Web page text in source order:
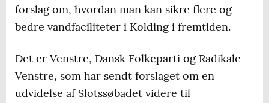
forslag om, hvordan man kan sikre flere og
bedre vandfaciliteter i Kolding i fremtiden.
Det er Venstre, Dansk Folkeparti og Radikale
Venstre, som har sendt forslaget om en
udvidelse af Slotssøbadet videre til